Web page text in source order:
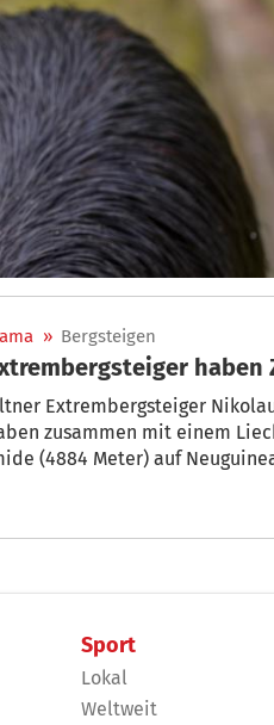
» Bergsteigen
Extrembergsteiger
Extrembergsteiger
zusammen mit einem
(4884 Meter) auf
Sport
Lokal
Weltweit